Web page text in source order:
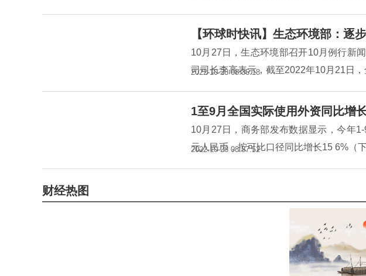
【环球时快讯】生态环境部：逐
10月27日，生态环境部召开10月例行新
司司长李高表示，截至2022年10月21日
2022-10-28 08:36:18
1至9月全国实际使用外资同比增
10月27日，商务部发布数据显示，今年
元人民币，按可比口径同比增长15 6%（
2022-10-28 08:57:52
财经热图